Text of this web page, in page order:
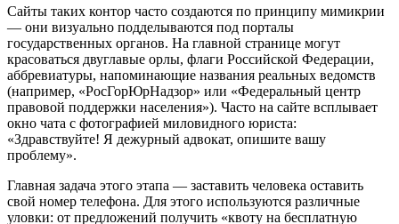
Сайты таких контор часто создаются по принципу мимикрии
— они визуально подделываются под порталы
государственных органов. На главной странице могут
красоваться двуглавые орлы, флаги Российской Федерации,
аббревиатуры, напоминающие названия реальных ведомств
(например, «РосГорЮрНадзор» или «Федеральный центр
правовой поддержки населения»). Часто на сайте всплывает
окно чата с фотографией миловидного юриста:
«Здравствуйте! Я дежурный адвокат, опишите вашу
проблему».
Главная задача этого этапа — заставить человека оставить
свой номер телефона. Для этого используются различные
уловки: от предложений получить «квоту на бесплатную